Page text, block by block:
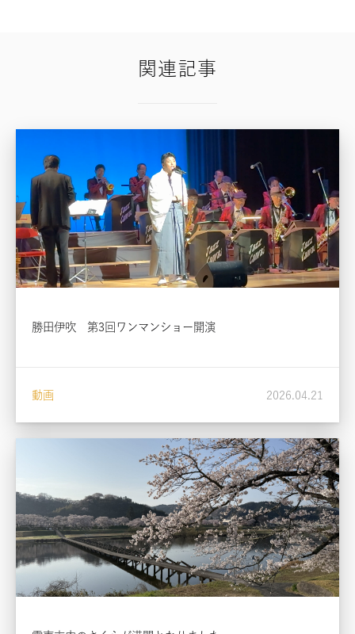
関連記事
勝田伊吹 第3回ワンマンショー開演
動画 2026.04.21